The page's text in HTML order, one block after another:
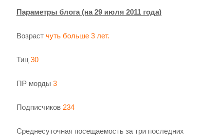
Параметры блога (на 29 июля 2011 года)
Возраст чуть больше 3 лет.
Тиц 30
ПР морды 3
Подписчиков 234
Среднесуточная посещаемость за три последних